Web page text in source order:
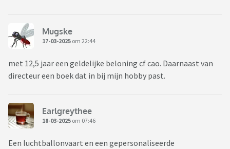
Mugske
17-03-2025 om 22:44
met 12,5 jaar een geldelijke beloning cf cao. Daarnaast van
directeur een boek dat in bij mijn hobby past.
Earlgreythee
18-03-2025 om 07:46
Een luchtballonvaart en een gepersonaliseerde